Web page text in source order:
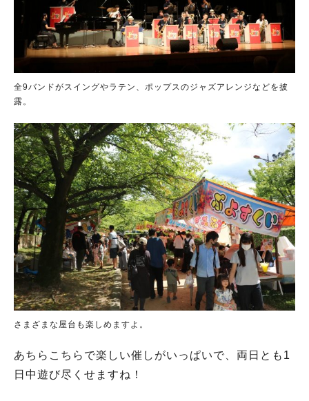
全9バンドがスイングやラテン、ポップスのジャズアレンジなどを披
露。
さまざまな屋台も楽しめますよ。
あちらこちらで楽しい催しがいっぱいで、両日とも1
日中遊び尽くせますね！